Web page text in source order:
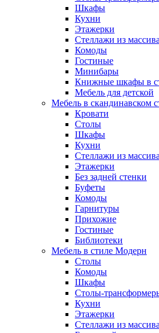
Шкафы
Кухни
Этажерки
Стеллажи из
Комоды
Гостиные
Минибары
Книжные шкафы в
Мебель для детской
Мебель в скандинавском
Кровати
Столы
Шкафы
Кухни
Стеллажи из
Этажерки
Без задней стенки
Буфеты
Комоды
Гарнитуры
Прихожие
Гостиные
Библиотеки
Мебель в стиле Модерн
Столы
Комоды
Шкафы
Столы-
Кухни
Этажерки
Стеллажи из